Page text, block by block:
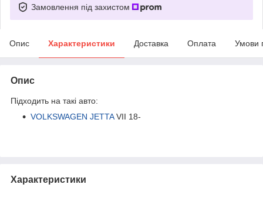
Замовлення під захистом
Опис Характеристики Доставка Оплата Умови
Опис
Підходить на такі авто:
VOLKSWAGEN JETTAVII 18-
Характеристики